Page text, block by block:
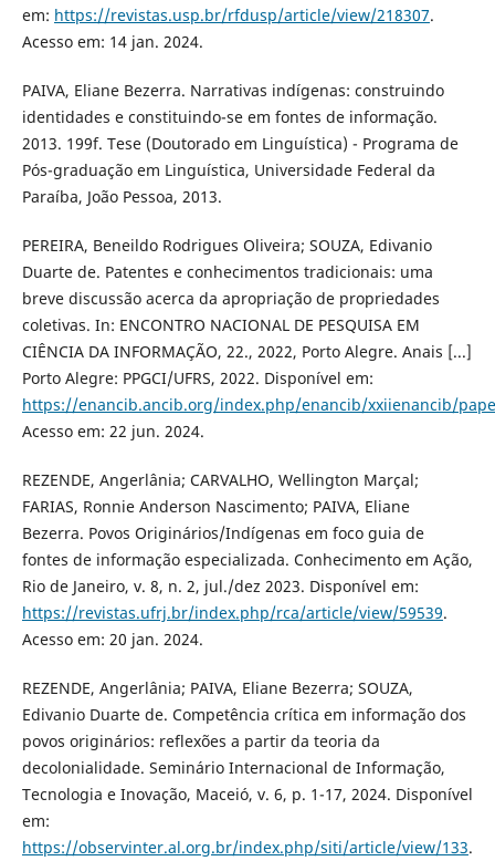
em: https://revistas.usp.br/rfdusp/article/view/218307.
Acesso em: 14 jan. 2024.
PAIVA, Eliane Bezerra. Narrativas indígenas: construindo
identidades e constituindo-se em fontes de informação.
2013. 199f. Tese (Doutorado em Linguística) - Programa de
Pós-graduação em Linguística, Universidade Federal da
Paraíba, João Pessoa, 2013.
PEREIRA, Beneildo Rodrigues Oliveira; SOUZA, Edivanio
Duarte de. Patentes e conhecimentos tradicionais: uma
breve discussão acerca da apropriação de propriedades
coletivas. In: ENCONTRO NACIONAL DE PESQUISA EM
CIÊNCIA DA INFORMAÇÃO, 22., 2022, Porto Alegre. Anais [...]
Porto Alegre: PPGCI/UFRS, 2022. Disponível em:
https://enancib.ancib.org/index.php/enancib/xxiienancib/
Acesso em: 22 jun. 2024.
REZENDE, Angerlânia; CARVALHO, Wellington Marçal;
FARIAS, Ronnie Anderson Nascimento; PAIVA, Eliane
Bezerra. Povos Originários/Indígenas em foco guia de
fontes de informação especializada. Conhecimento em Ação,
Rio de Janeiro, v. 8, n. 2, jul./dez 2023. Disponível em:
https://revistas.ufrj.br/index.php/rca/article/view/59539.
Acesso em: 20 jan. 2024.
REZENDE, Angerlânia; PAIVA, Eliane Bezerra; SOUZA,
Edivanio Duarte de. Competência crítica em informação dos
povos originários: reflexões a partir da teoria da
decolonialidade. Seminário Internacional de Informação,
Tecnologia e Inovação, Maceió, v. 6, p. 1-17, 2024. Disponível
em:
https://observinter.al.org.br/index.php/siti/article/view/133.